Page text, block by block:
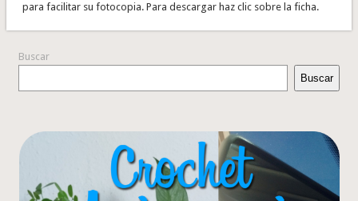
para facilitar su fotocopia. Para descargar haz clic sobre la ficha.
Buscar
Buscar